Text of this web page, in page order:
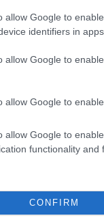
allow Google to
identifiers in apps.
allow Google to
allow Google to
allow Google to
functionality and
CONFIRM